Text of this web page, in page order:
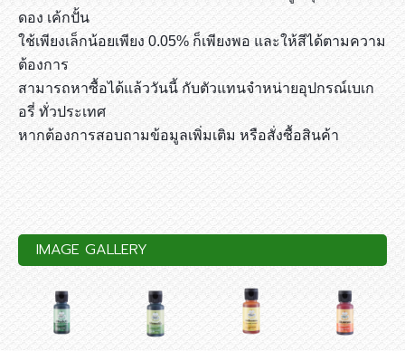
ดอง เค้กปั้น
ใช้เพียงเล็กน้อยเพียง 0.05% ก็เพียงพอ และให้สีได้ตามความ
ต้องการ
สามารถหาซื้อได้แล้ววันนี้ กับตัวแทนจำหน่ายอุปกรณ์เบเก
อรี่ ทั่วประเทศ
หากต้องการสอบถามข้อมูลเพิ่มเติม หรือสั่งซื้อสินค้า
IMAGE GALLERY